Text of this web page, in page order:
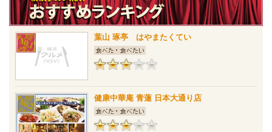
葉山 琢亭 はやまたくてい
健康中華庵 青蓮 日本大通り店